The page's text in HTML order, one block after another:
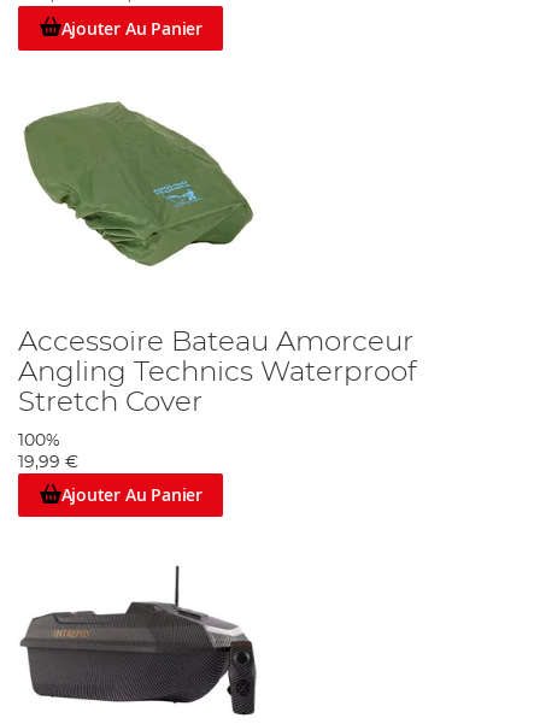
Ajouter Au Panier
Accessoire Bateau Amorceur
Angling Technics Waterproof
Stretch Cover
100%
19,99 €
Ajouter Au Panier